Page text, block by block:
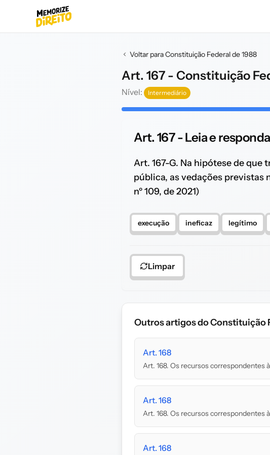
Voltar para Constituição Federal de 1988
Art. 167 - Constituição
Nível: Intermediário
Art. 167 - Leia e
Art. 167-G. Na hipótese de que
pública, as vedações previstas
nº 109, de 2021)
execução ineficaz legítimo
Limpar
Outros artigos do Constituição
Art. 168
Art. 168. Os recursos correspondentes
Art. 168
Art. 168. Os recursos correspondentes
Art. 168